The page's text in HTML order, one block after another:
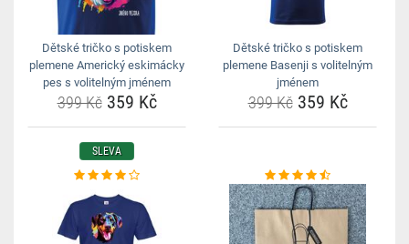
Dětské tričko s potiskem
plemene Americký eskimácky
pes s volitelným jménem
399 Kč359 Kč
Dětské tričko s potiskem
plemene Basenji s volitelným
jménem
399 Kč359 Kč
SLEVA